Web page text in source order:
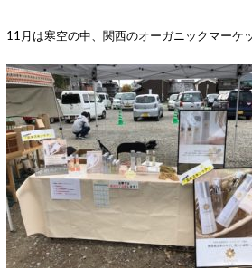
11月は寒空の中、関西のオーガニックマーケ